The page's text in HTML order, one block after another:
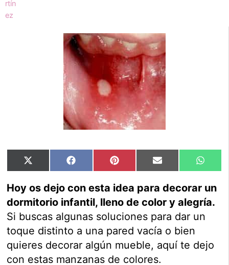
Compartir
en
X
(Twitter)
Compartir
en
Facebook Compartir
en
Pinterest Compartir
en
Email
en
Hoy os dejo con esta idea para decorar un
dormitorio infantil, lleno de color y alegría.
Si buscas algunas soluciones para dar un
toque distinto a una pared vacía o bien
quieres decorar algún mueble, aquí te dejo
con estas manzanas de colores.